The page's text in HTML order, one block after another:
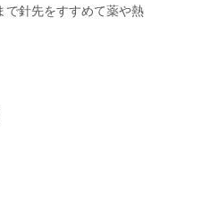
で針先をすすめて薬や熱